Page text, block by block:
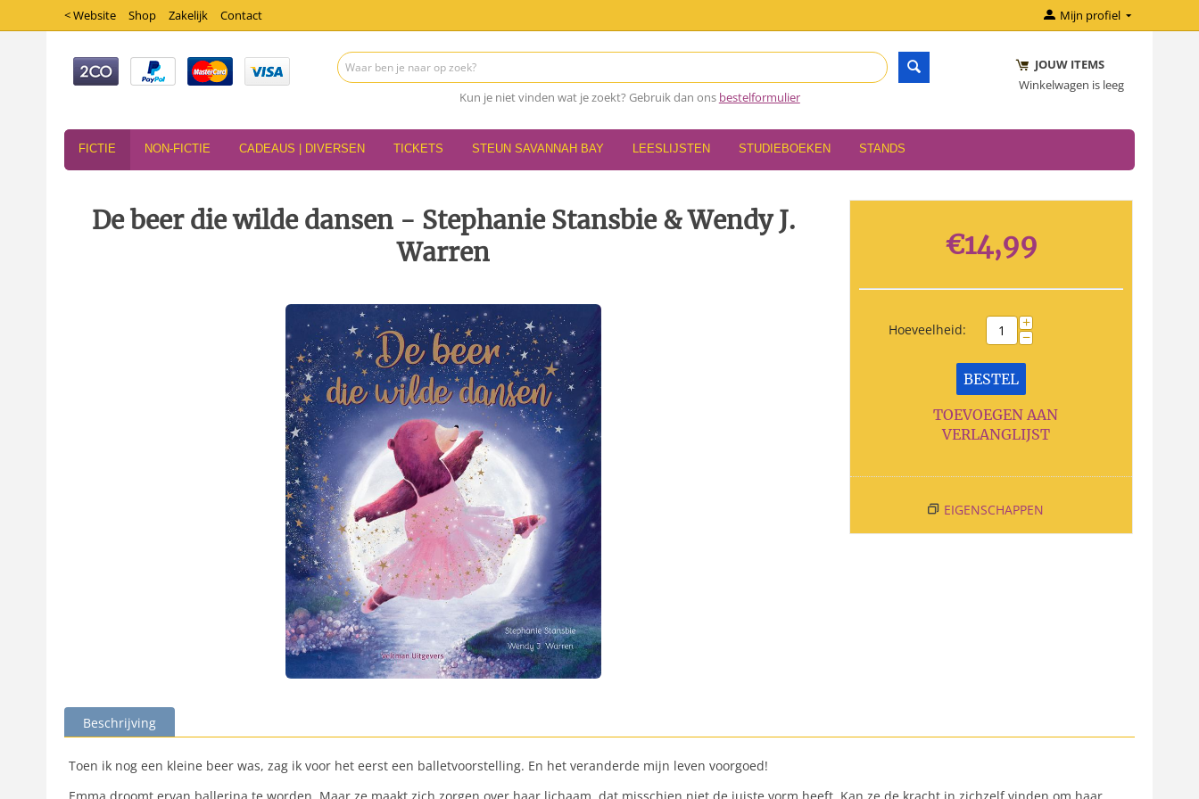
< Website Shop Zakelijk Contact Mijn profiel
Kun je niet vinden wat je zoekt? Gebruik dan ons bestelformulier
JOUW ITEMS
Winkelwagen is leeg
FICTIE NON-FICTIE CADEAUS | DIVERSEN TICKETS STEUN SAVANNAH BAY LEESLIJSTEN STUDIEBOEKEN STANDS
De beer die wilde dansen - Stephanie Stansbie & Wendy J.
Warren
€14,99
Hoeveelheid: +
−
BESTEL
TOEVOEGEN AAN
VERLANGLIJST
EIGENSCHAPPEN
Beschrijving
Toen ik nog een kleine beer was, zag ik voor het eerst een balletvoorstelling. En het veranderde mijn leven voorgoed!